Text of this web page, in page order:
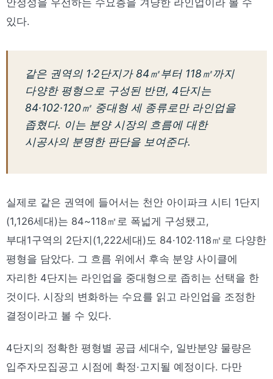
안정성을 우선하는 수요층을 겨냥한 라인업이라 볼 수
있다.
같은 권역의 1·2단지가 84㎡부터 118㎡까지
다양한 평형으로 구성된 반면, 4단지는
84·102·120㎡ 중대형 세 종류로만 라인업을
좁혔다. 이는 분양 시장의 흐름에 대한
시공사의 분명한 판단을 보여준다.
실제로 같은 권역에 들어서는 천안 아이파크 시티 1단지
(1,126세대)는 84~118㎡로 폭넓게 구성됐고,
부대1구역의 2단지(1,222세대)도 84·102·118㎡로 다양한
평형을 담았다. 그 흐름 위에서 후속 분양 사이클에
자리한 4단지는 라인업을 중대형으로 좁히는 선택을 한
것이다. 시장의 변화하는 수요를 읽고 라인업을 조정한
결정이라고 볼 수 있다.
4단지의 정확한 평형별 공급 세대수, 일반분양 물량은
입주자모집공고 시점에 확정·고지될 예정이다. 다만